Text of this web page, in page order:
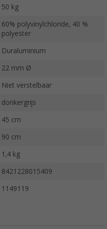
50 kg
60% polyvinylchloride, 40 %
polyester
Duraluminium
22 mm Ø
Niet verstelbaar
donkergrijs
45 cm
90 cm
1,4 kg
8421228015409
1149119